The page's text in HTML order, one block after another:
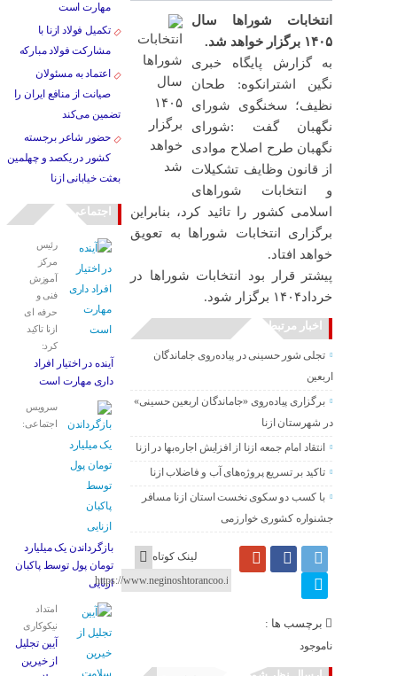
انتخابات شوراها سال
۱۴۰۵ برگزار خواهد شد.
به گزارش پایگاه خبری
نگین اشترانکوه: طحان
نظیف؛ سخنگوی شورای
نگهبان گفت :شورای
نگهبان طرح اصلاح موادی
از قانون وظایف تشکیلات
و انتخابات شوراهای
اسلامی کشور را تائید کرد، بنابراین
برگزاری انتخابات شوراها به تعویق
خواهد افتاد.
پیشتر قرار بود انتخابات شوراها در
خرداد۱۴۰۴ برگزار شود.
اخبار مرتبط
تجلی شور حسینی در پیاده‌روی جاماندگان
اربعین
برگزاری پیاده‌روی «جاماندگان اربعین حسینی»
در شهرستان ازنا
انتقاد امام جمعه ازنا از افزایش اجاره‌بها در ازنا
تاکید بر تسریع پروژه‌های آب و فاضلاب ازنا
با کسب دو سکوی نخست استان ازنا مسافر
جشنواره کشوری خوارزمی
لینک کوتاه
برچسب ها :
ناموجود
مهارت است
تکمیل فولاد ازنا با
مشارکت فولاد مبارکه
اعتماد به مسئولان
صیانت از منافع ایران را
تضمین می‌کند
حضور شاعر برجسته
کشور در یکصد و چهلمین
بعثت خیابانی ازنا
اجتماعی
رئیس
مرکز
آموزش
فنی و
حرفه ای
ازنا تاکید
کرد:
آینده در اختیار افراد
داری مهارت است
سرویس
اجتماعی:
بازگرداندن یک میلیارد
تومان پول توسط پاکبان
ازنایی
امتداد
نیکوکاری
آیین تجلیل
از خیرین